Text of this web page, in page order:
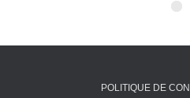
POLITIQUE DE